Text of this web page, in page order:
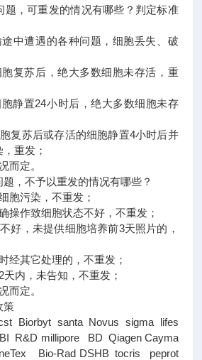
，可重发的情况有哪些？判定标准
遭遇的各种问题，细胞丢失、破
苏后，绝大多数细胞未存活，重
置24小时后，绝大多数细胞未存
苏后或存活的细胞静置4小时后并
重发；
定。
不予以重发的情况有哪些？
污染，不重发；
作致细胞状态不好，不重发；
，未提供细胞培养前3天照片的，
其它处理的，不重发；
内，未告知，不重发；
定。
Biorbyt santa Novus sigma lifes
R&D millipore BD Qiagen Cayma
Bio-Rad DSHB tocris peprot